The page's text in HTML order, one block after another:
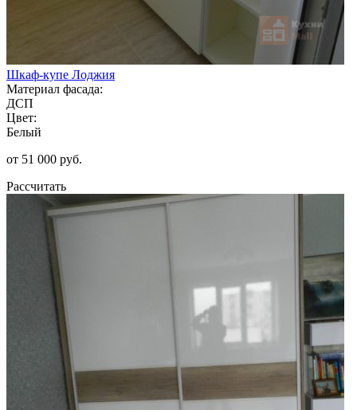
Шкаф-купе Лоджия
Материал фасада:
ДСП
Цвет:
Белый
от 51 000 руб.
Рассчитать